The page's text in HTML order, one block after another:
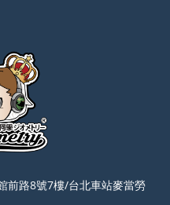
前路8號7樓/台北車站麥當勞